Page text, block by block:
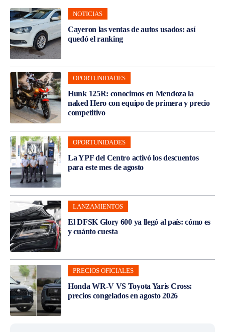
NOTICIAS
Cayeron las ventas de autos usados: así
quedó el ranking
OPORTUNIDADES
Hunk 125R: conocimos en Mendoza la
naked Hero con equipo de primera y precio
competitivo
OPORTUNIDADES
La YPF del Centro activó los descuentos
para este mes de agosto
LANZAMIENTOS
El DFSK Glory 600 ya llegó al país: cómo es
y cuánto cuesta
PRECIOS OFICIALES
Honda WR-V VS Toyota Yaris Cross:
precios congelados en agosto 2026